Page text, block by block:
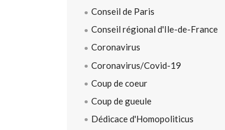
Conseil de Paris
Conseil régional d'Ile-de-France
Coronavirus
Coronavirus/Covid-19
Coup de coeur
Coup de gueule
Dédicace d'Homopoliticus